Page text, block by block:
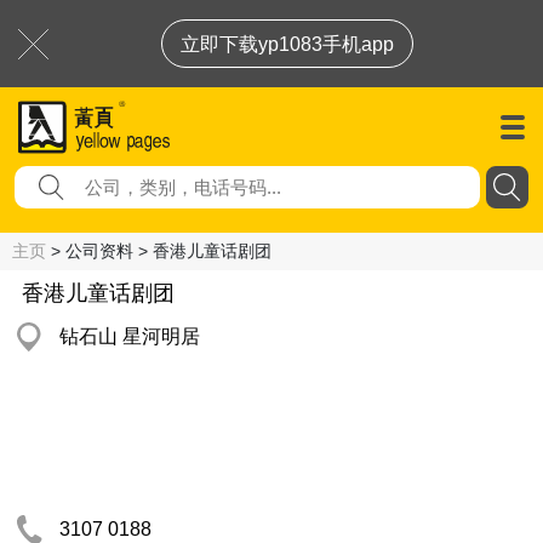
立即下载yp1083手机app
主页 > 公司资料 > 香港儿童话剧团
香港儿童话剧团
钻石山 星河明居
3107 0188